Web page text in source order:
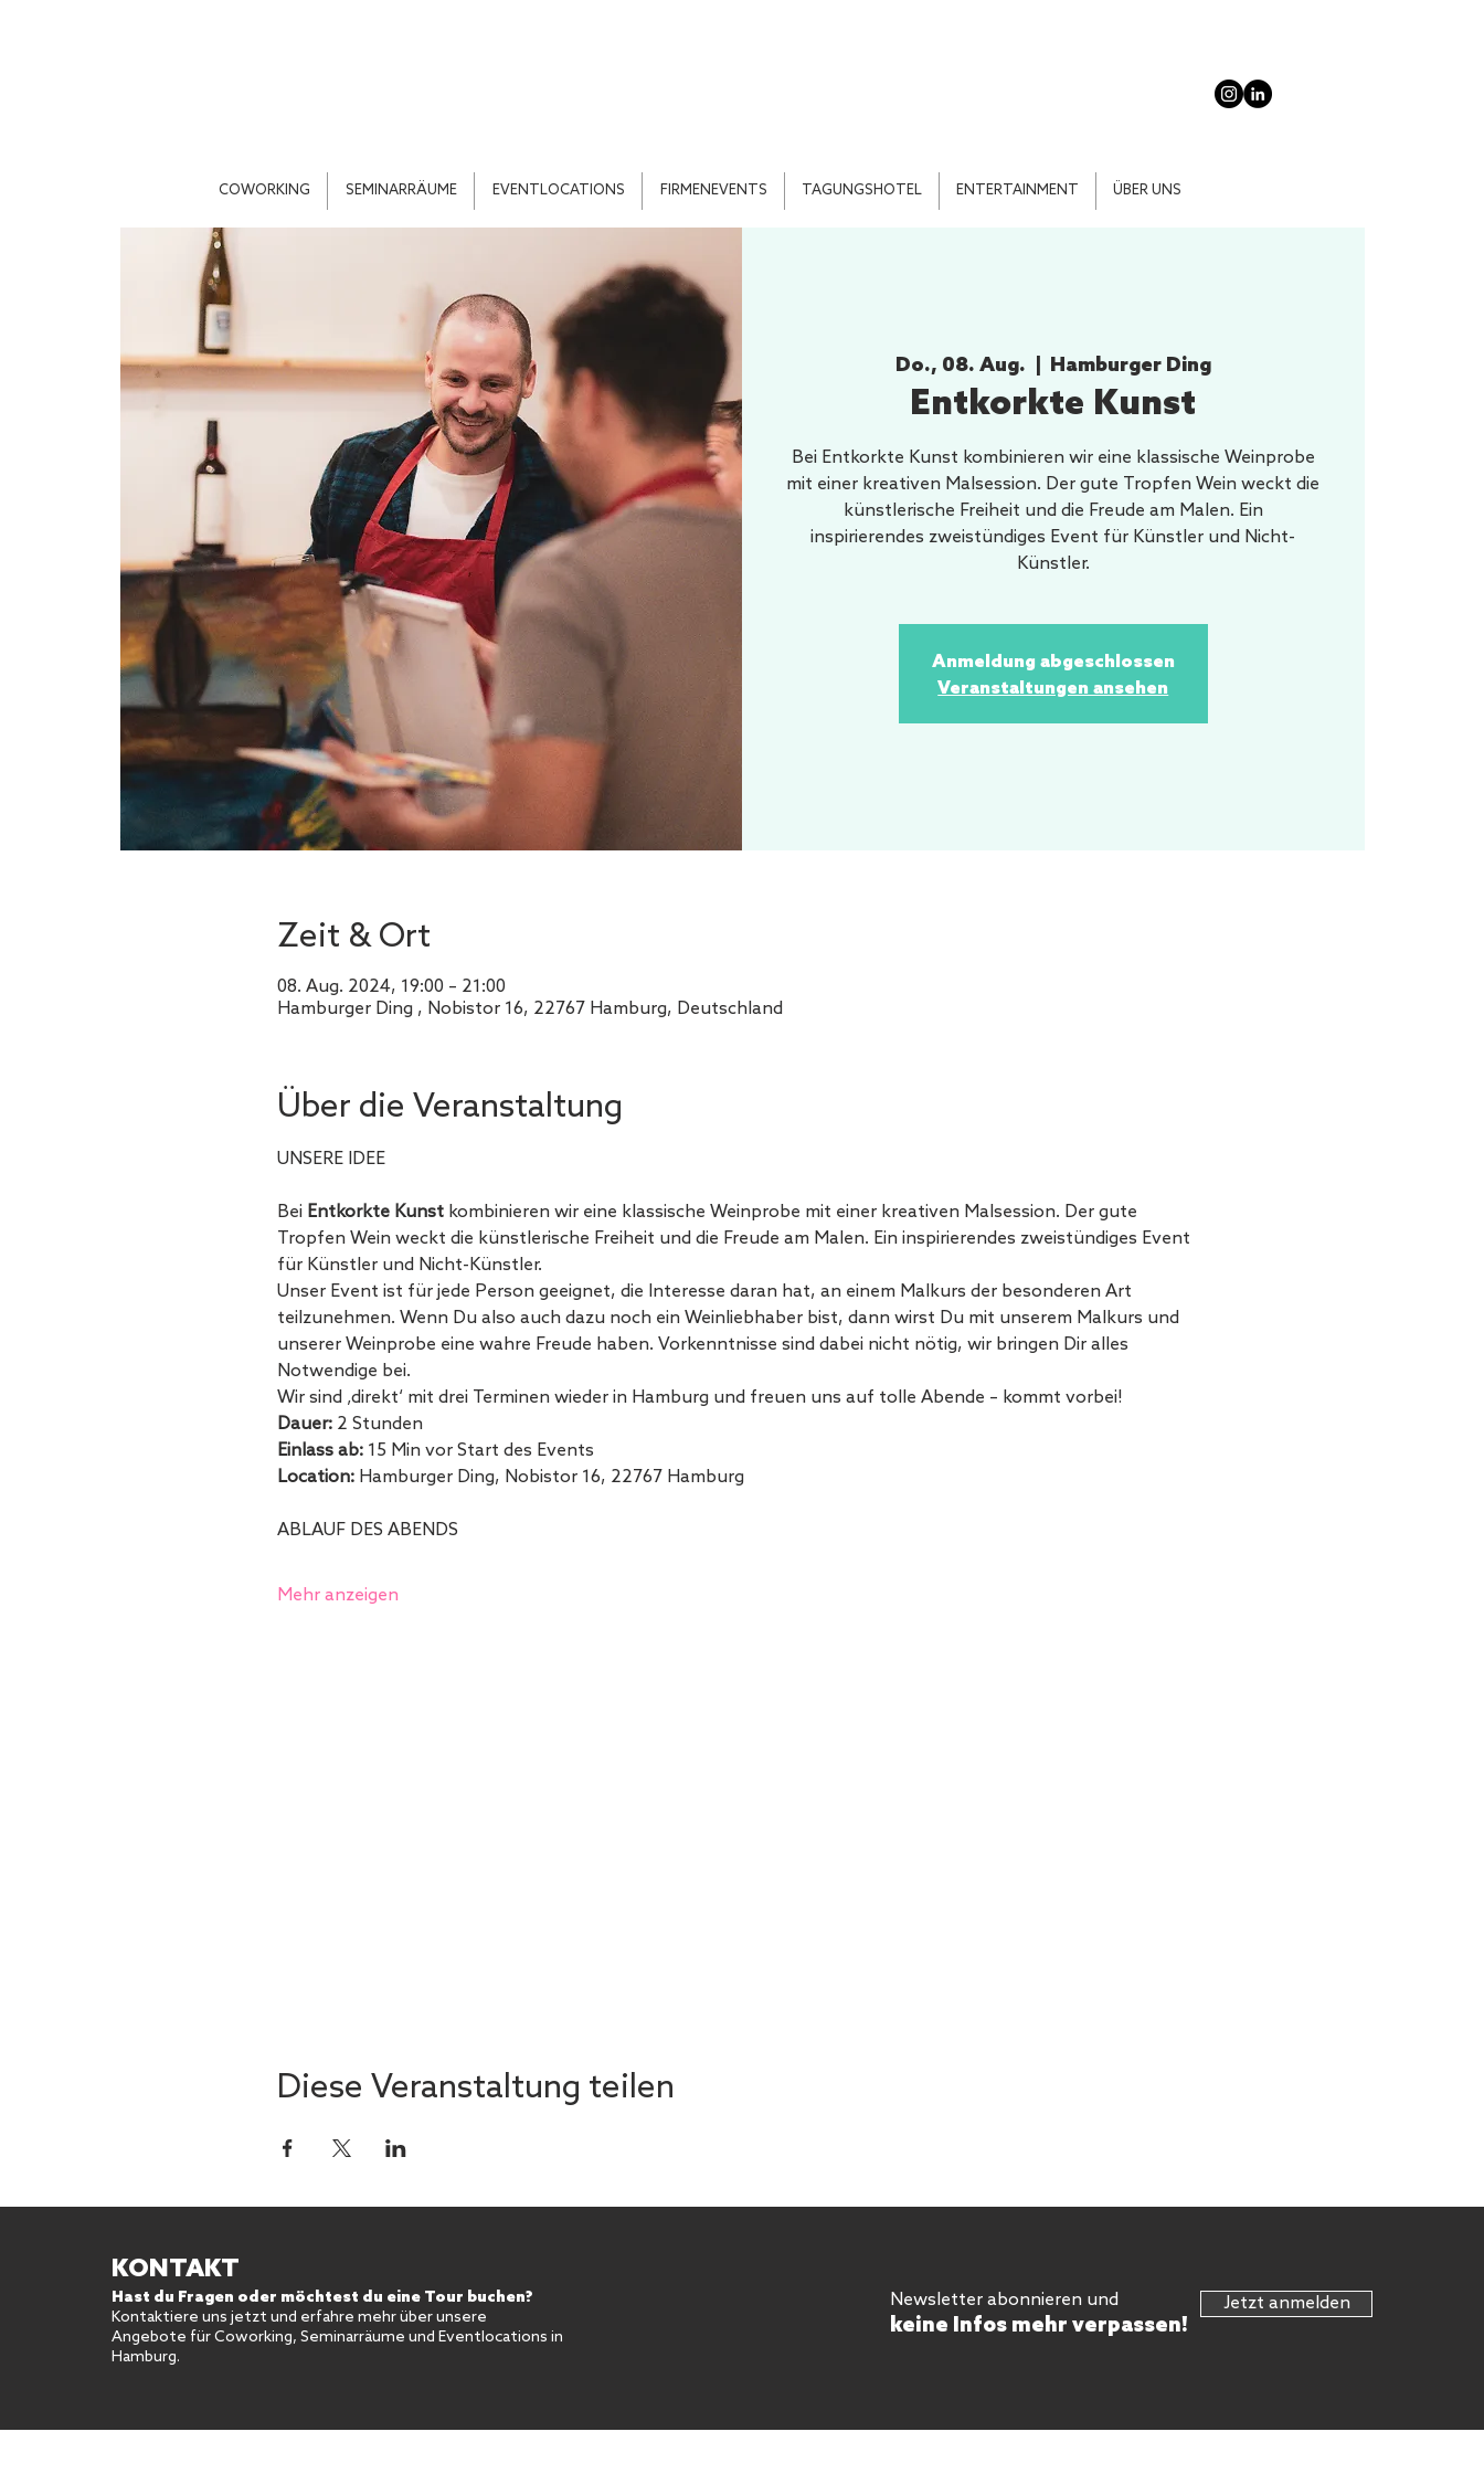
COWORKING SEMINARRÄUME EVENTLOCATIONS FIRMENEVENTS TAGUNGSHOTEL ENTERTAINMENT ÜBER UNS
Do., 08. Aug. Hamburger Ding
Entkorkte Kunst
Bei Entkorkte Kunst kombinieren wir eine klassische Weinprobe
mit einer kreativen Malsession. Der gute Tropfen Wein weckt die
künstlerische Freiheit und die Freude am Malen. Ein
inspirierendes zweistündiges Event für Künstler und Nicht-
Künstler.
Anmeldung abgeschlossen
Veranstaltungen ansehen
Zeit & Ort
08. Aug. 2024, 19:00 – 21:00
Hamburger Ding , Nobistor 16, 22767 Hamburg, Deutschland
Über die Veranstaltung
UNSERE IDEE
Bei Entkorkte Kunst kombinieren wir eine klassische Weinprobe mit einer kreativen Malsession. Der gute
Tropfen Wein weckt die künstlerische Freiheit und die Freude am Malen. Ein inspirierendes zweistündiges Event
für Künstler und Nicht-Künstler.
Unser Event ist für jede Person geeignet, die Interesse daran hat, an einem Malkurs der besonderen Art
teilzunehmen. Wenn Du also auch dazu noch ein Weinliebhaber bist, dann wirst Du mit unserem Malkurs und
unserer Weinprobe eine wahre Freude haben. Vorkenntnisse sind dabei nicht nötig, wir bringen Dir alles
Notwendige bei.
Wir sind ‚direkt‘ mit drei Terminen wieder in Hamburg und freuen uns auf tolle Abende – kommt vorbei!
Dauer:
2 Stunden
Einlass ab:
Location: Hamburger Ding, Nobistor 16, 22767 Hamburg
Mehr anzeigen
Diese Veranstaltung teilen
KONTAKT
Hast du Fragen oder möchtest du eine Tour buchen?
Kontaktiere uns jetzt und erfahre mehr über unsere
Angebote für Coworking, Seminarräume und Eventlocations in
Hamburg.
Newsletter abonnieren und
keine Infos mehr verpassen!
Jetzt anmelden